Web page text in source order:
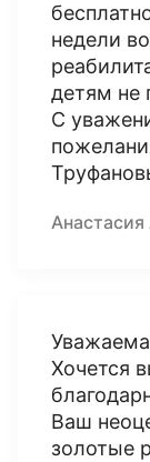
недели
детям не
С
Хочется
Ваш
золотые